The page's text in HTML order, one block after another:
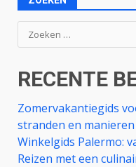
Zoeken
naar:
RECENTE
Zomervakantiegids
stranden en
Winkelgids Palermo:
Reizen met een